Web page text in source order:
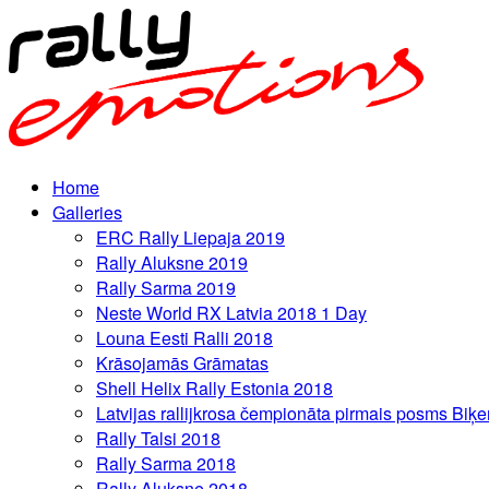
Home
Galleries
ERC Rally Liepaja 2019
Rally Aluksne 2019
Rally Sarma 2019
Neste World RX Latvia 2018 1 Day
Louna Eesti Ralli 2018
Krāsojamās Grāmatas
Shell Helix Rally Estonia 2018
Latvijas rallijkrosa čempionāta pirmais posms
Rally Talsi 2018
Rally Sarma 2018